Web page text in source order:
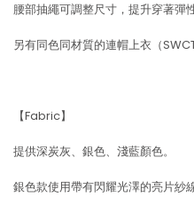
腰部抽繩可調整尺寸，提升穿著彈性
另有同色同材質的連帽上衣（
【Fabric】
提供深炭灰、銀色、淺藍顏色。
銀色款使用帶有閃耀光澤的亮片紗